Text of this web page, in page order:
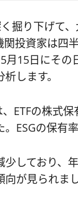
掘り下げて
関投資家は四
月15日にその
します。
ETFの株式
ESGの保有
少しており、
が見られまし